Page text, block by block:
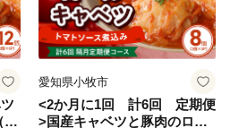
返礼品の瑕疵等につき自己又は
る場合を除き、さとふるは代替
かなる責任も負わないものと
愛知県小牧市
<2か月に1回 計6回 定期便
>国産キャベツと豚肉のロー